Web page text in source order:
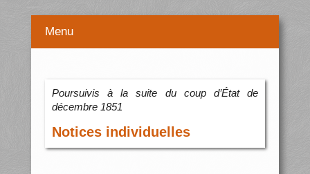
Menu
Poursuivis à la suite du coup d’État de
décembre 1851
Notices individuelles